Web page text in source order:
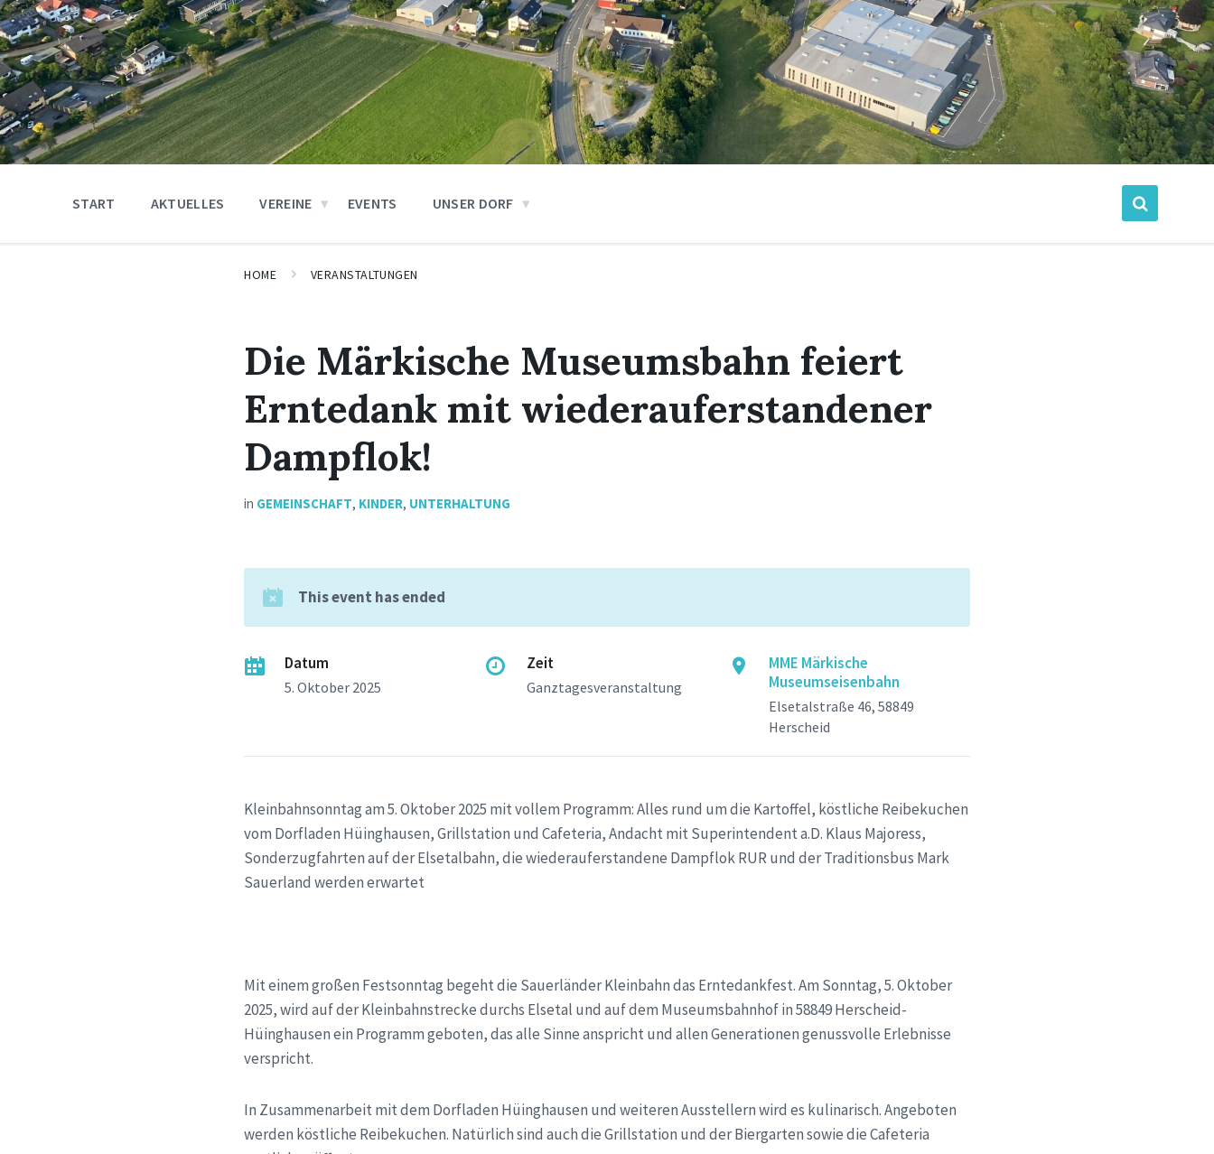
START AKTUELLES VEREINE EVENTS UNSER DORF
HOME VERANSTALTUNGEN
Die Märkische Museumsbahn feiert
Erntedank mit wiederauferstandener
Dampflok!
in GEMEINSCHAFT, KINDER, UNTERHALTUNG
This event has ended
Datum
5. Oktober 2025
Zeit
Ganztagesveranstaltung
MME Märkische
Museumseisenbahn
Elsetalstraße 46, 58849
Herscheid
Kleinbahnsonntag am 5. Oktober 2025 mit vollem Programm: Alles rund um die Kartoffel, köstliche Reibekuchen
vom Dorfladen Hüinghausen, Grillstation und Cafeteria, Andacht mit Superintendent a.D. Klaus Majoress,
Sonderzugfahrten auf der Elsetalbahn, die wiederauferstandene Dampflok RUR und der Traditionsbus Mark
Sauerland werden erwartet
Mit einem großen Festsonntag begeht die Sauerländer Kleinbahn das Erntedankfest. Am Sonntag, 5. Oktober
2025, wird auf der Kleinbahnstrecke durchs Elsetal und auf dem Museumsbahnhof in 58849 Herscheid-
Hüinghausen ein Programm geboten, das alle Sinne anspricht und allen Generationen genussvolle Erlebnisse
verspricht.
In Zusammenarbeit mit dem Dorfladen Hüinghausen und weiteren Ausstellern wird es kulinarisch. Angeboten
werden köstliche Reibekuchen. Natürlich sind auch die Grillstation und der Biergarten sowie die Cafeteria